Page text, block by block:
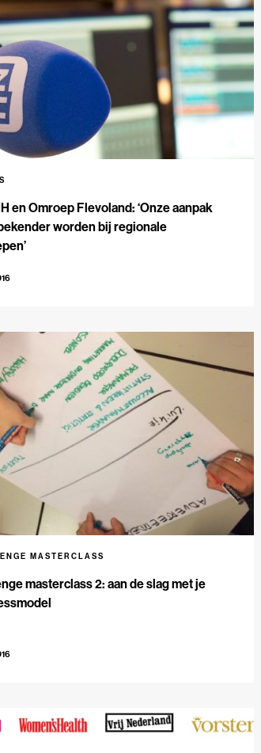
en Omroep Flevoland: ‘Onze aanpak
worden bij regionale
masterclass 2: aan de slag met je
MASTERCLASS